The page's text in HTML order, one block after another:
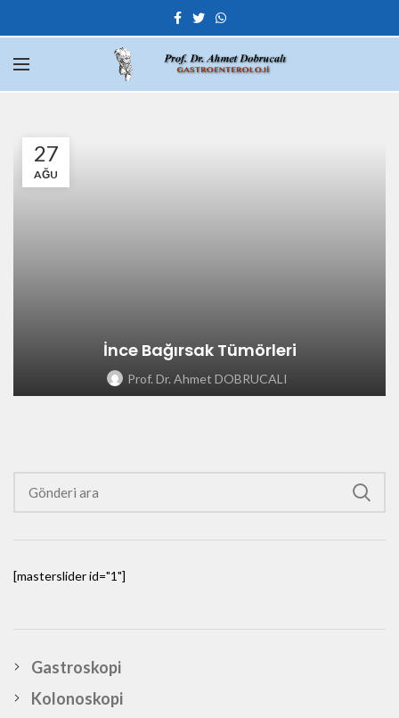
27
AĞU
İnce Bağırsak Tümörleri
Prof. Dr. Ahmet DOBRUCALI
[masterslider id="1"]
Gastroskopi
Kolonoskopi